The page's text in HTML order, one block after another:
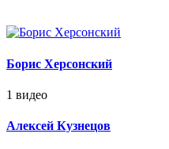
Борис Херсонский
1 видео
Алексей Кузнецов